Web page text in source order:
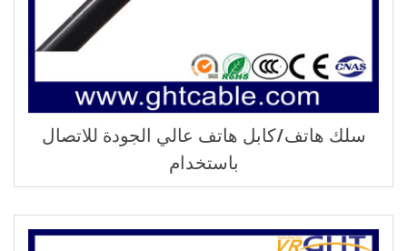
سلك هاتف/كابل هاتف عالي الجودة للاتصال
باستخدام